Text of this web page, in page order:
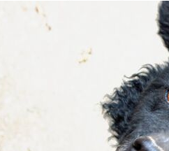
18kg (2x9kg)